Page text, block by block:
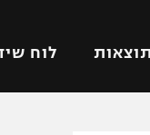
תוצאות לוח